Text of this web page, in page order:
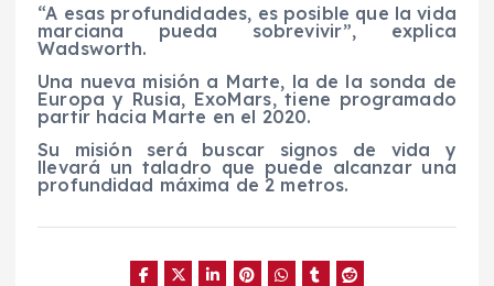
“A esas profundidades, es posible que la vida
marciana pueda sobrevivir”, explica
Wadsworth.
Una nueva misión a Marte, la de la sonda de
Europa y Rusia, ExoMars, tiene programado
partir hacia Marte en el 2020.
Su misión será buscar signos de vida y
llevará un taladro que puede alcanzar una
profundidad máxima de 2 metros.